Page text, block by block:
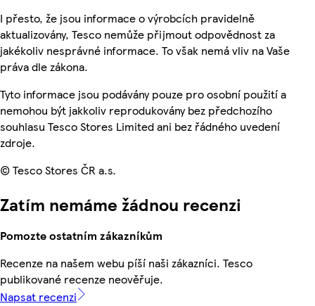
I přesto, že jsou informace o výrobcích pravidelně
aktualizovány, Tesco nemůže přijmout odpovědnost za
jakékoliv nesprávné informace. To však nemá vliv na Vaše
práva dle zákona.
Tyto informace jsou podávány pouze pro osobní použití a
nemohou být jakkoliv reprodukovány bez předchozího
souhlasu Tesco Stores Limited ani bez řádného uvedení
zdroje.
© Tesco Stores ČR a.s.
Zatím nemáme žádnou recenzi
Pomozte ostatním zákazníkům
Recenze na našem webu píší naši zákazníci. Tesco
publikované recenze neověřuje.
Napsat recenzi